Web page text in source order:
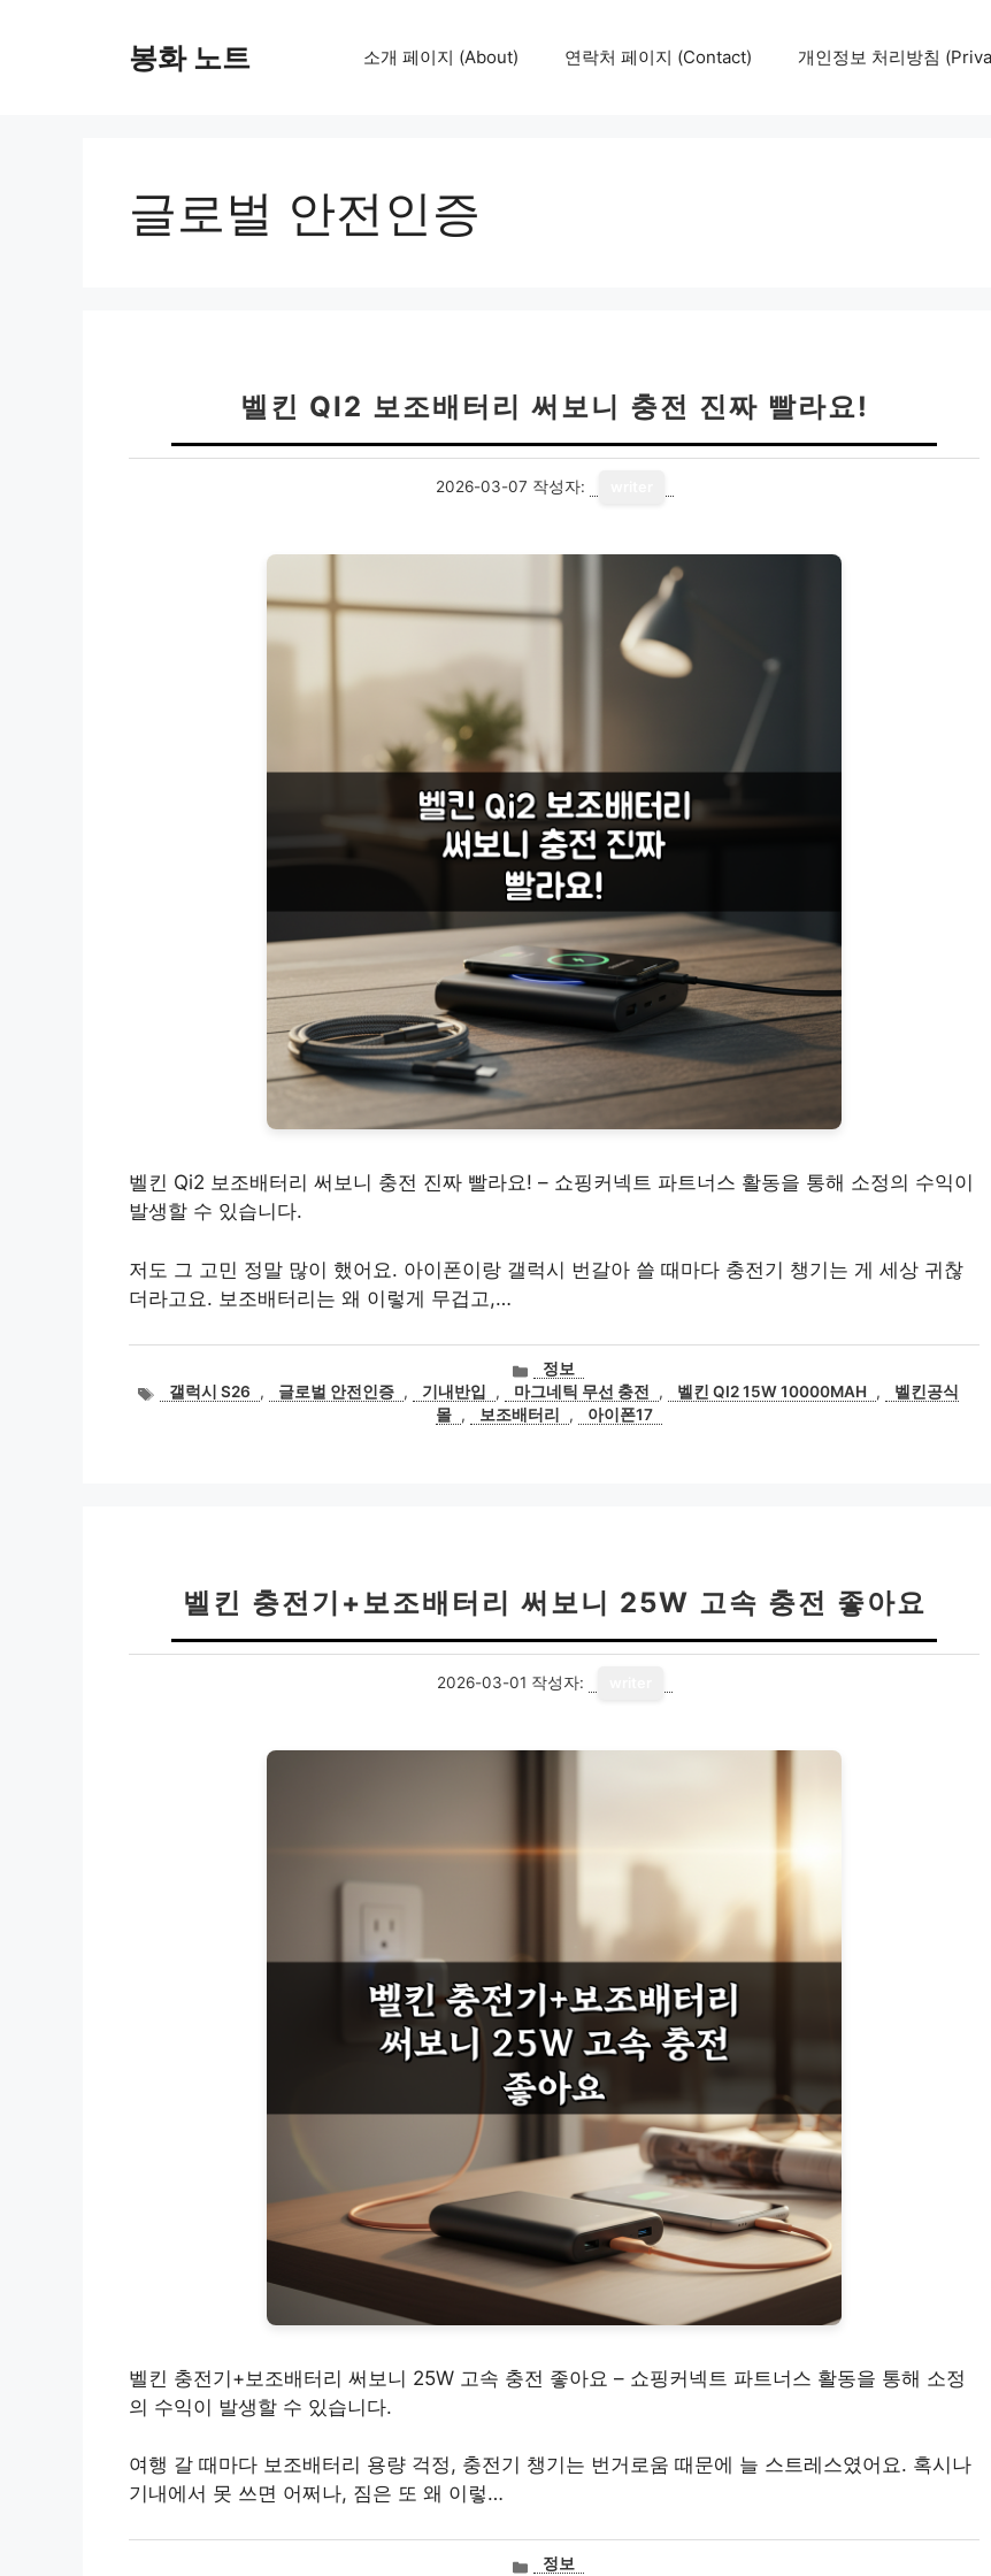
봉화 노트 소개 페이지 (About) 연락처 페이지 (Contact) 개인정보 처리방침
글로벌 안전인증
벨킨 QI2 보조배터리 써보니 충전 진짜 빨라요!
2026-03-07 작성자:
벨킨 Qi2 보조배터리 써보니 충전 진짜 빨라요! – 쇼핑커넥트 파트너스 활동을 통해 소정의 수익이
발생할 수 있습니다.
저도 그 고민 정말 많이 했어요. 아이폰이랑 갤럭시 번갈아 쓸 때마다 충전기 챙기는 게 세상 귀찮
더라고요. 보조배터리는 왜 이렇게 무겁고,…
카
테
고
정보
태갤럭시 S26 , 글로벌 안전인증 , 기내반입 , 마그네틱 무선 충전 , 벨킨 QI2 15W 10000MAH ,
벨킨공식
몰 , 보조배터리 , 아이폰17
벨킨 충전기+보조배터리 써보니 25W 고속 충전 좋아요
2026-03-01 작성자:
벨킨 충전기+보조배터리 써보니 25W 고속 충전 좋아요 – 쇼핑커넥트 파트너스 활동을 통해 소정
의 수익이 발생할 수 있습니다.
여행 갈 때마다 보조배터리 용량 걱정, 충전기 챙기는 번거로움 때문에 늘 스트레스였어요. 혹시나
기내에서 못 쓰면 어쩌나, 짐은 또 왜 이렇…
카정보